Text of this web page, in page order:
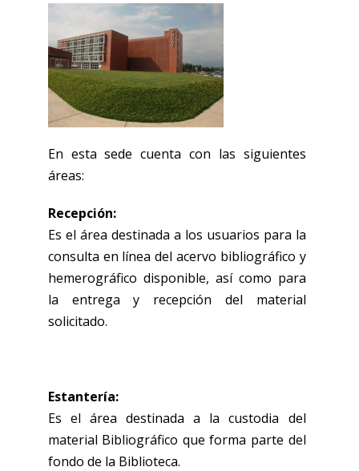
En esta sede cuenta con las siguientes
áreas:
Recepción:
Es el área destinada a los usuarios para la
consulta en línea del acervo bibliográfico y
hemerográfico disponible, así como para
la entrega y recepción del material
solicitado.
Estantería:
Es el área destinada a la custodia del
material Bibliográfico que forma parte del
fondo de la Biblioteca.